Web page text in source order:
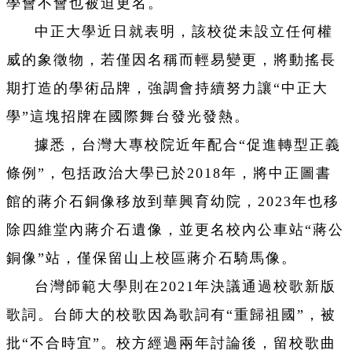
學會不會也被迫更名。
中正大學近日就表明，該校從未設立任何權
威的象徵物，若僅因名稱而輕易變更，將動搖長
期打造的學術品牌，強調會持續努力讓“中正大
學”這塊招牌在國際舞台發光發熱。
據悉，台灣大專校院近年配合“促進轉型正義
條例”，包括政治大學已於2018年，將中正圖書
館的蔣介石銅像移放到華興育幼院，2023年也移
除四維堂內蔣介石遺像，並更名校內公車站“蔣公
銅像”站，僅保留山上校區蔣介石騎馬像。
台灣師範大學則在2021年決議通過校歌新版
歌詞。台師大的校歌因為歌詞有“重歸祖國”，被
批“不合時宜”。校方經過兩年討論後，留校歌曲